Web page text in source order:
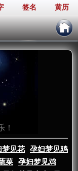
签名 黄历
！
梦见花
孕妇梦见鸡
菜
孕妇梦见鸡